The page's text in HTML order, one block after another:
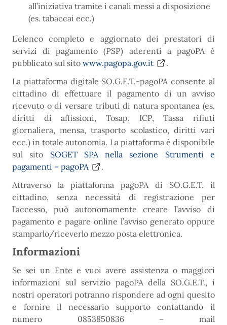
all’iniziativa tramite i canali messi a disposizione
(es. tabaccai ecc.)
L’elenco completo e aggiornato dei prestatori di
servizi di pagamento (PSP) aderenti a pagoPA è
pubblicato sul sito www.pagopa.gov.it
.
La piattaforma digitale SO.G.E.T.-pagoPA consente al
cittadino di effettuare il pagamento di un avviso
ricevuto o di versare tributi di natura spontanea (es.
diritti di affissioni, Tosap, ICP, Tassa rifiuti
giornaliera, mensa, trasporto scolastico, diritti vari
ecc.) in totale autonomia. La piattaforma è disponibile
sul sito SOGET SPA nella sezione Strumenti e
pagamenti – pagoPA
.
Attraverso la piattaforma pagoPA di SO.G.E.T. il
cittadino, senza necessità di registrazione per
l’accesso, può autonomamente creare l’avviso di
pagamento e pagare online l’avviso generato oppure
stamparlo/riceverlo mezzo posta elettronica.
Informazioni
Se sei un Ente e vuoi avere assistenza o maggiori
informazioni sul servizio pagoPA della SO.G.E.T., i
nostri operatori potranno rispondere ad ogni quesito
e fornire il necessario supporto contattando il
numero 0853850836 – mail